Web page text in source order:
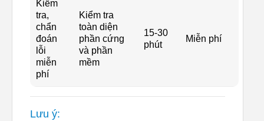
Kiểm
tra,
chẩn
đoán
lỗi
miễn
phí
Kiểm tra
toàn diện
phần cứng
và phần
mềm
15-30
phút
Miễn phí
Lưu ý: